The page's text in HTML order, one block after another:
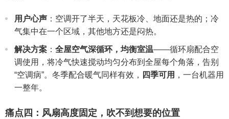
用户心声 ：空调开了半天，天花板冷、地面还是热的；冷
气集中在一个区域，其他地方还是闷热。
解决方案 ： 全屋空气深循环，均衡室温——循环扇配合空
调使用，将冷气快速搅动均匀分布到全屋每个角落，告别
“空调病”。冬季配合暖气同样有效， 四季可用 ，一台机器用
一整年。
痛点四：风扇高度固定，吹不到想要的位置